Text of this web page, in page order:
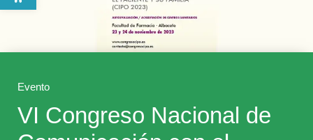
Evento
VI Congreso Nacional de